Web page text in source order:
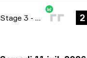
Stage 3 - bo3
W
2